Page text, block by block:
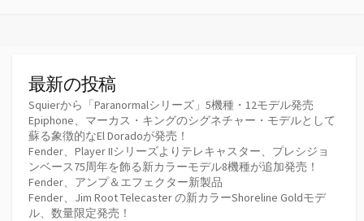
最新の投稿
Squierから「Paranormalシリーズ」5機種・12モデル発売
Epiphone、マーカス・キングのシグネチャー・モデルとして
蘇る象徴的なEl Doradoが発売！
Fender、Player IIシリーズよりテレキャスター、プレシジョ
ンベース75周年を飾る新カラーモデル8機種が追加発売！
Fender、アンプ＆エフェクター新製品
Fender、Jim Root Telecaster の新カラーShoreline Goldモデ
ル、数量限定発売！